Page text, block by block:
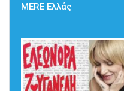
MERE Ελλάς